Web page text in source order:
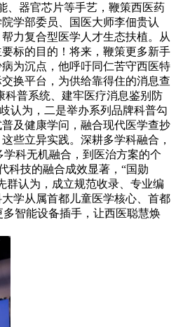
、器官芯片等手艺，鞭策西医药
学部委员、国医大师李佃贵认
力复合型医学人才生态扶植。从
标的目的！将来，鞭策更多新手
为沉点，他呼吁同仁苦守西医特
换平台，为供给靠得住的消息查
科普系统、建牢医疗消息鉴别防
认为，二是举办系列品牌科普勾
及健康学问，融合现代医学查抄
些立异实践。深耕多学科融合，
科无机融合，到医治方案的个
科技的融合成效显著，“国勋
群认为，成立规范收录、专业编
学从属首都儿童医学核心、首都
智能设备插手，让西医聪慧焕